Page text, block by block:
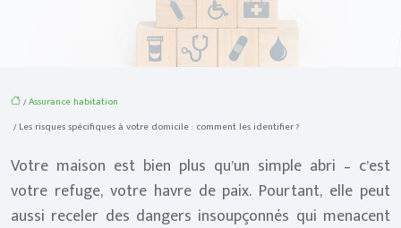
/Assurance habitation
/ Les risques spécifiques à votre domicile : comment les identifier ?
Votre maison est bien plus qu’un simple abri – c’est
votre refuge, votre havre de paix. Pourtant, elle peut
aussi receler des dangers insoupçonnés qui menacent